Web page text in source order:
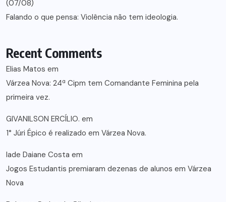
(07/08)
Falando o que pensa: Violência não tem ideologia.
Recent Comments
Elias Matos em
Várzea Nova: 24ª Cipm tem Comandante Feminina pela
primeira vez.
GIVANILSON ERCÍLIO. em
1° Júri Épico é realizado em Várzea Nova.
lade Daiane Costa em
Jogos Estudantis premiaram dezenas de alunos em Várzea
Nova